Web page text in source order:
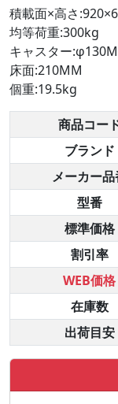
積載面×高さ
均等荷重:300kg
キャスター
床面:210MM
個重:19.5kg
商品コー
ブランド
メーカー品
型番
標準価格
割引率
WEB価格
在庫数
出荷目安